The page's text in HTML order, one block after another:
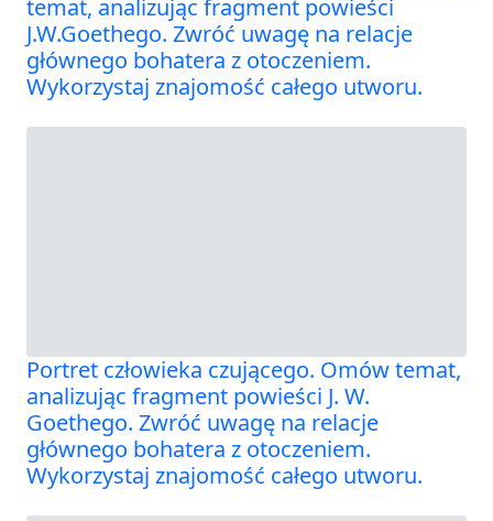
temat, analizując fragment powieści
J.W.Goethego. Zwróć uwagę na relacje
głównego bohatera z otoczeniem.
Wykorzystaj znajomość całego utworu.
Portret człowieka czującego. Omów temat,
analizując fragment powieści J. W.
Goethego. Zwróć uwagę na relacje
głównego bohatera z otoczeniem.
Wykorzystaj znajomość całego utworu.